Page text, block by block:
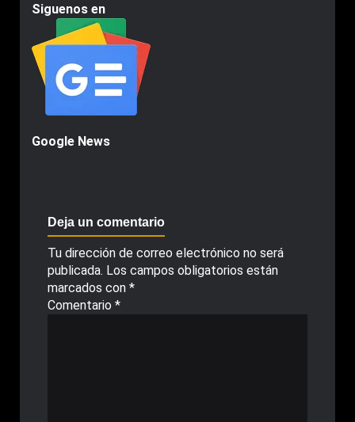
Siguenos en
Google News
Deja un comentario
Tu dirección de correo electrónico no será
publicada. Los campos obligatorios están
marcados con *
Comentario *